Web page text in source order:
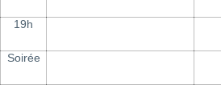
19h
Soirée